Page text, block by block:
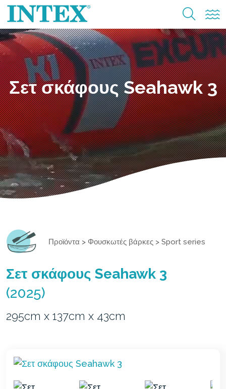
Σετ σκάφους Seahawk 3
Προϊόντα > Φουσκωτές βάρκες > Sport series
Σετ σκάφους Seahawk 3
(2025)
295cm x 137cm x 43cm